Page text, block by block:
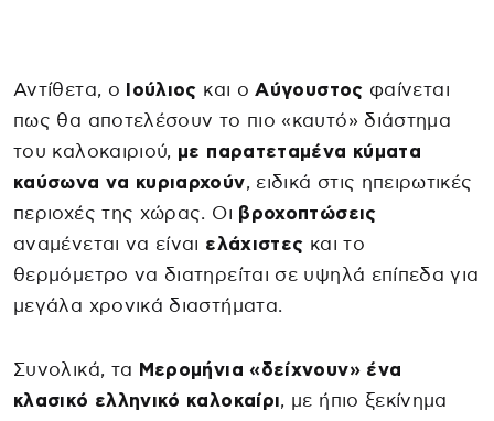
Αντίθετα, ο Ιούλιος και οΑύγουστος φαίνεται
πως θα αποτελέσουν το πιο «καυτό» διάστημα
του καλοκαιριού, με παρατεταμένα κύματα
καύσωνα να κυριαρχούν, ειδικά στις ηπειρωτικές
περιοχές της χώρας. Οι βροχοπτώσεις
αναμένεται να είναι ελάχιστες και το
θερμόμετρο να διατηρείται σε υψηλά επίπεδα για
μεγάλα χρονικά διαστήματα.
Συνολικά, τα Μερομήνια «δείχνουν» ένα
κλασικό ελληνικό καλοκαίρι, με ήπιο ξεκίνημα